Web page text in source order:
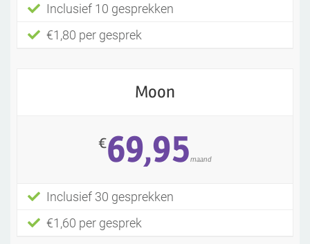
Inclusief 10 gesprekken
€1,80 per gesprek
Moon
€69,95maand
Inclusief 30 gesprekken
€1,60 per gesprek